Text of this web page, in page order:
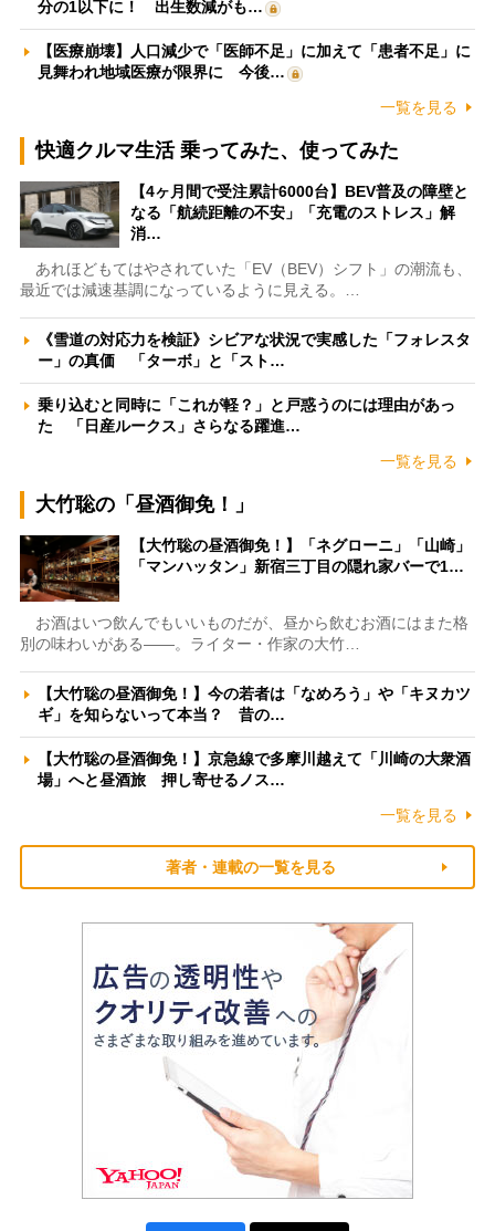
分の1以下に！ 出生数減がも…
【医療崩壊】人口減少で「医師不足」に加えて「患者不足」に
見舞われ地域医療が限界に 今後…
一覧を見る
快適クルマ生活 乗ってみた、使ってみた
【4ヶ月間で受注累計6000台】BEV普及の障壁と
なる「航続距離の不安」「充電のストレス」解
消…
あれほどもてはやされていた「EV（BEV）シフト」の潮流も、
最近では減速基調になっているように見える。…
《雪道の対応力を検証》シビアな状況で実感した「フォレスタ
ー」の真価 「ターボ」と「スト…
乗り込むと同時に「これが軽？」と戸惑うのには理由があっ
た 「日産ルークス」さらなる躍進…
一覧を見る
大竹聡の「昼酒御免！」
【大竹聡の昼酒御免！】「ネグローニ」「山崎」
「マンハッタン」新宿三丁目の隠れ家バーで1…
お酒はいつ飲んでもいいものだが、昼から飲むお酒にはまた格
別の味わいがある――。ライター・作家の大竹…
【大竹聡の昼酒御免！】今の若者は「なめろう」や「キヌカツ
ギ」を知らないって本当？ 昔の…
【大竹聡の昼酒御免！】京急線で多摩川越えて「川崎の大衆酒
場」へと昼酒旅 押し寄せるノス…
一覧を見る
著者・連載の一覧を見る